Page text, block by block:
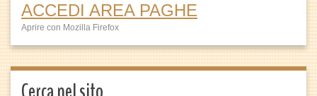
ACCEDI AREA PAGHE
Aprire con Mozilla Firefox